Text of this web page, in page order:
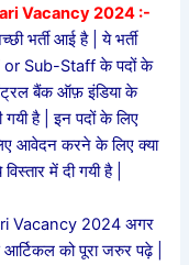
Vacancy 2024 :-
भर्ती आई है | ये भर्ती
Sub-Staff के पदों के
सेंट्रल बैंक ऑफ़ इंडिया के
है | इन पदों के लिए
आवेदन करने के लिए क्या
में दी गयी है |
Vacancy 2024 अगर
को पूरा जरुर पढ़े |